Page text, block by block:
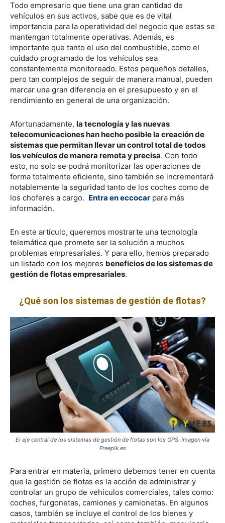
Todo empresario que tiene una gran cantidad de
vehículos en sus activos, sabe que es de vital
importancia para la operatividad del negocio que estas se
mantengan totalmente operativas. Además, es
importante que tanto el uso del combustible, como el
cuidado programado de los vehículos sea
constantemente monitoreado. Estos pequeños detalles,
pero tan complejos de seguir de manera manual, pueden
marcar una gran diferencia en el presupuesto y en el
rendimiento en general de una organización.
Afortunadamente, la tecnología y las nuevas
telecomunicaciones han hecho posible la creación de
sistemas que permitan llevar un control total de todos
los vehículos de manera remota y precisa. Con todo
esto, no solo se podrá monitorizar las operaciones de
forma totalmente eficiente, sino también se incrementará
notablemente la seguridad tanto de los coches como de
los choferes a cargo. Entra en eccocar para más
información.
En este artículo, queremos mostrarte una tecnología
telemática que promete ser la solución a muchos
problemas empresariales. Y para ello, hemos preparado
un listado con los mejores beneficios de los sistemas de
gestión de flotas empresariales.
¿Qué son los sistemas de gestión de flotas?
El eje central de los sistemas de gestión de flotas son los GPS. Imagen vía
Freepik.es
Para entrar en materia, primero debemos tener en cuenta
que la gestión de flotas es la acción de administrar y
controlar un grupo de vehículos comerciales, tales como:
coches, furgonetas, camiones y camionetas. En algunos
casos, también se incluye el control de los bienes y